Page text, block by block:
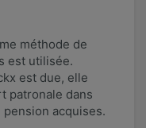
méthode de
est utilisée.
est due, elle
patronale dans
acquises.